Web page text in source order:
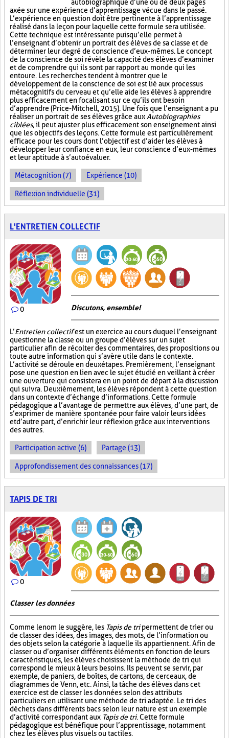
autobiographique d’une ou de deux pages
axée sur une expérience d’apprentissage vécue dans le passé.
L’expérience en question doit être pertinente à l’apprentissage
réalisé dans la leçon pour laquelle cette formule sera utilisée.
Cette technique est intéressante puisqu’elle permet à
l’enseignant d’obtenir un portrait des élèves de sa classe et de
déterminer leur degré de conscience d’eux-mêmes. Le concept
de la conscience de soi révèle la capacité des élèves d’examiner
et de comprendre qui ils sont par rapport au monde qui les
entoure. Les recherches tendent à montrer que le
développement de la conscience de soi est lié aux processus
métacognitifs du cerveau et qu’elle aide les élèves à apprendre
plus efficacement en focalisant sur ce qu’ils ont besoin
d’apprendre (Price-Mitchell, 2015). Une fois que l’enseignant a pu
réaliser un portrait de ses élèves grâce aux Autobiographies
ciblées, il peut ajuster plus efficacement son enseignement ainsi
que les objectifs des leçons. Cette formule est particulièrement
efficace pour les cours dont l’objectif est d’aider les élèves à
développer leur confiance en eux, leur conscience d’eux-mêmes
et leur aptitude à s’autoévaluer.
Métacognition (7) Expérience (10)
Réflexion individuelle (31)
L'ENTRETIEN COLLECTIF
0 Discutons, ensemble!
L’Entretien collectifest un exercice au cours duquel l’enseignant
questionne la classe ou un groupe d’élèves sur un sujet
particulier afin de récolter des commentaires, des propositions ou
toute autre information qui s’avère utile dans le contexte.
L’activité se déroule en deux étapes. Premièrement, l’enseignant
pose une question en lien avec le sujet étudié en veillant à créer
une ouverture qui consistera en un point de départ à la discussion
qui suivra. Deuxièmement, les élèves répondent à cette question
dans un contexte d’échange d’informations. Cette formule
pédagogique a l’avantage de permettre aux élèves, d’une part, de
s’exprimer de manière spontanée pour faire valoir leurs idées
et d’autre part, d’enrichir leur réflexion grâce aux interventions
des autres.
Participation active (6) Partage (13)
Approfondissement des connaissances (17)
TAPIS DE TRI
0
Classer les données
Comme le nom le suggère, les Tapis de tripermettent de trier ou
de classer des idées, des images, des mots, de l’information ou
des objets selon la catégorie à laquelle ils appartiennent. Afin de
classer ou d’organiser différents éléments en fonction de leurs
caractéristiques, les élèves choisissent la méthode de tri qui
correspond le mieux à leurs besoins. Ils peuvent se servir, par
exemple, de paniers, de boîtes, de cartons, de cerceaux, de
diagrammes de Venn, etc. Ainsi, la tâche des élèves dans cet
exercice est de classer les données selon des attributs
particuliers en utilisant une méthode de tri adaptée. Le tri des
déchets dans différents bacs selon leur nature est un exemple
d’activité correspondant aux Tapis de tri. Cette formule
pédagogique est bénéfique pour l’apprentissage, notamment
chez les élèves plus visuels ou tactiles.